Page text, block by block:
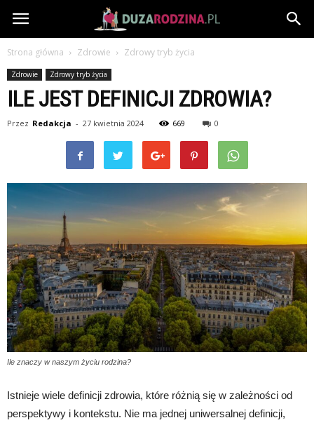
DuzaRodzina.pl
Strona główna Zdrowie Zdrowy tryb życia
Zdrowie Zdrowy tryb życia
ILE JEST DEFINICJI ZDROWIA?
Przez Redakcja - 27 kwietnia 2024 669 0
Ile znaczy w naszym życiu rodzina?
Istnieje wiele definicji zdrowia, które różnią się w zależności od
perspektywy i kontekstu. Nie ma jednej uniwersalnej definicji,